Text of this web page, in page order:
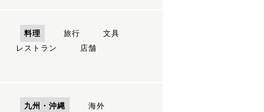
料理 旅行
文具
レストラン
店舗
九州・沖縄 海外